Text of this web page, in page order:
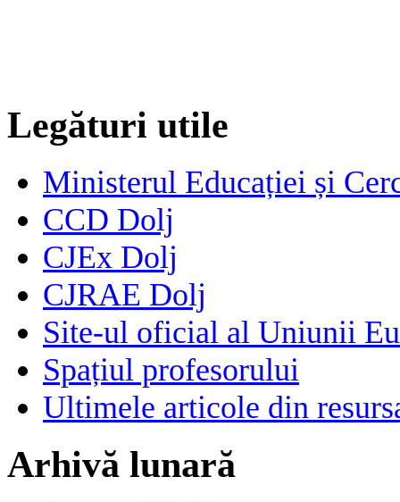
Legături utile
Ministerul Educației și
CCD Dolj
CJEx Dolj
CJRAE Dolj
Site-ul oficial al Uniunii
Spațiul profesorului
Ultimele articole din
Arhivă lunară